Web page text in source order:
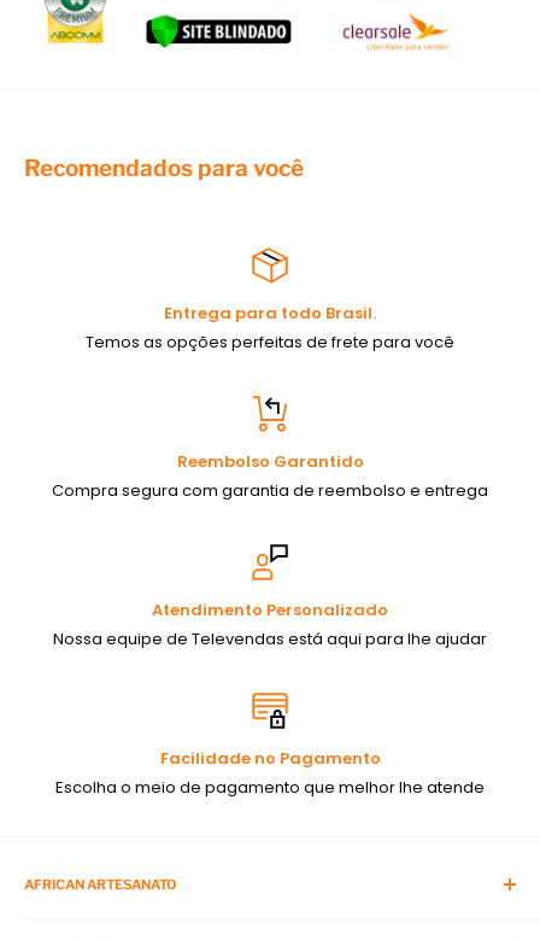
Recomendados para você
Entrega para todo Brasil.
Temos as opções perfeitas de frete para você
Reembolso Garantido
Compra segura com garantia de reembolso e entrega
Atendimento Personalizado
Nossa equipe de Televendas está aqui para lhe ajudar
Facilidade no Pagamento
Escolha o meio de pagamento que melhor lhe atende
AFRICAN ARTESANATO